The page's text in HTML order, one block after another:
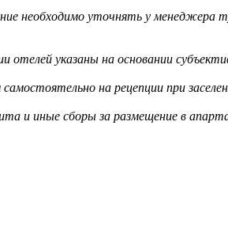
уточнять у менеджера
указаны на основании
на рецепции при
и иные сборы за размещение в